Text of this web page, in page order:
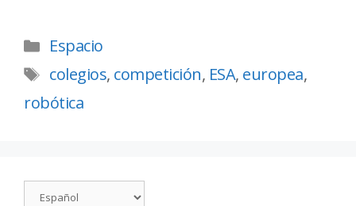
Espacio
colegios, competición, ESA, europea,
robótica